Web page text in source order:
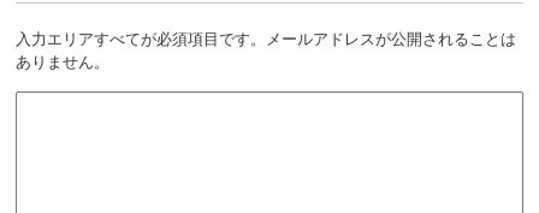
入力エリアすべてが必須項目です。メールアドレスが公開されることは
ありません。